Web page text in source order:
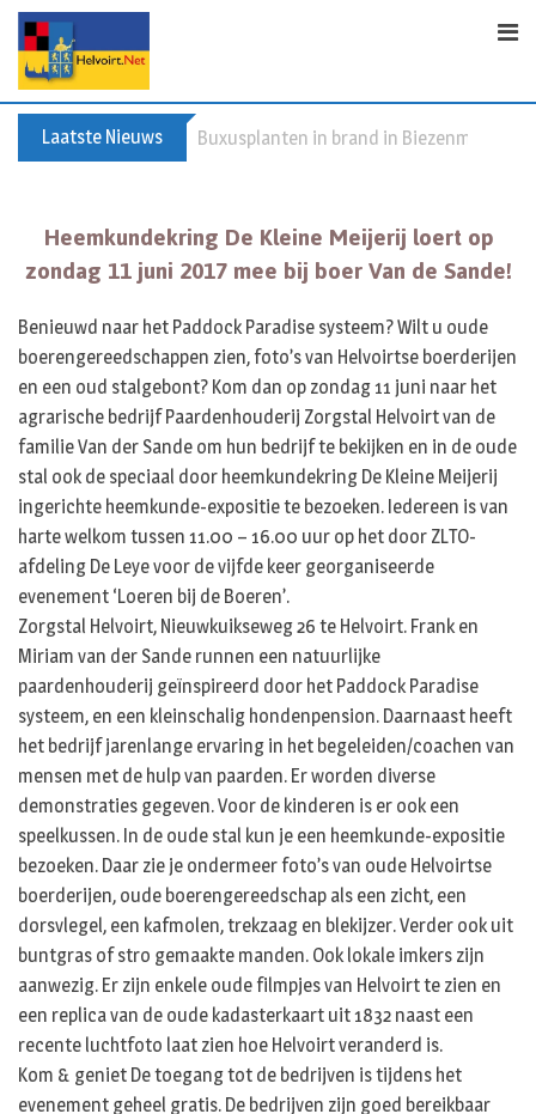
Skip
content
Laatste Nieuws Buxusplanten in brand in Biezenmortel,
Heemkundekring De Kleine Meijerij loert op
zondag 11 juni 2017 mee bij boer Van de Sande!
Benieuwd naar het Paddock Paradise systeem? Wilt u oude
boerengereedschappen zien, foto’s van Helvoirtse boerderijen
en een oud stalgebont? Kom dan op zondag 11 juni naar het
agrarische bedrijf Paardenhouderij Zorgstal Helvoirt van de
familie Van der Sande om hun bedrijf te bekijken en in de oude
stal ook de speciaal door heemkundekring De Kleine Meijerij
ingerichte heemkunde-expositie te bezoeken. Iedereen is van
harte welkom tussen 11.00 – 16.00 uur op het door ZLTO-
afdeling De Leye voor de vijfde keer georganiseerde
evenement ‘Loeren bij de Boeren’.
Zorgstal Helvoirt, Nieuwkuikseweg 26 te Helvoirt. Frank en
Miriam van der Sande runnen een natuurlijke
paardenhouderij geïnspireerd door het Paddock Paradise
systeem, en een kleinschalig hondenpension. Daarnaast heeft
het bedrijf jarenlange ervaring in het begeleiden/coachen van
mensen met de hulp van paarden. Er worden diverse
demonstraties gegeven. Voor de kinderen is er ook een
speelkussen. In de oude stal kun je een heemkunde-expositie
bezoeken. Daar zie je ondermeer foto’s van oude Helvoirtse
boerderijen, oude boerengereedschap als een zicht, een
dorsvlegel, een kafmolen, trekzaag en blekijzer. Verder ook uit
buntgras of stro gemaakte manden. Ook lokale imkers zijn
aanwezig. Er zijn enkele oude filmpjes van Helvoirt te zien en
een replica van de oude kadasterkaart uit 1832 naast een
recente luchtfoto laat zien hoe Helvoirt veranderd is.
Kom & geniet De toegang tot de bedrijven is tijdens het
evenement geheel gratis. De bedrijven zijn goed bereikbaar